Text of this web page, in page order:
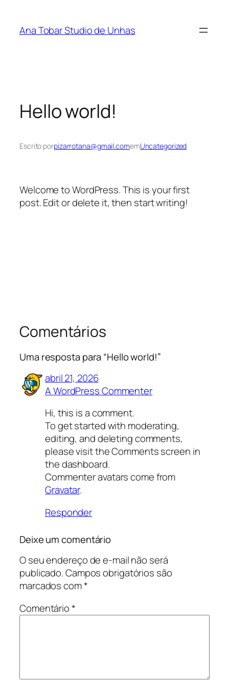
Ana Tobar Studio de Unhas
Hello world!
Escrito porpizarrotana@gmail.comemUncategorized
Welcome to WordPress. This is your first
post. Edit or delete it, then start writing!
Comentários
Uma resposta para “Hello world!”
abril 21, 2026
A WordPress Commenter
Hi, this is a comment.
To get started with moderating,
editing, and deleting comments,
please visit the Comments screen in
the dashboard.
Commenter avatars come from
Gravatar.
Responder
Deixe um comentário
O seu endereço de e-mail não será
publicado.Campos obrigatórios são
marcados com*
Comentário*